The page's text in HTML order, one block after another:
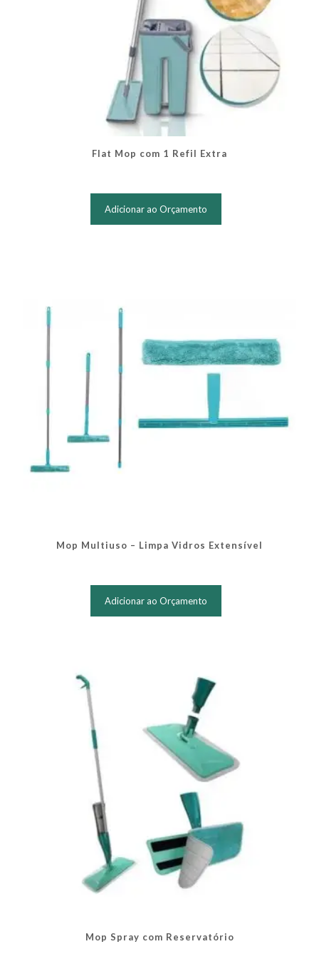
Flat Mop com 1 Refil Extra
Adicionar ao Orçamento
Mop Multiuso – Limpa Vidros Extensível
Adicionar ao Orçamento
Mop Spray com Reservatório